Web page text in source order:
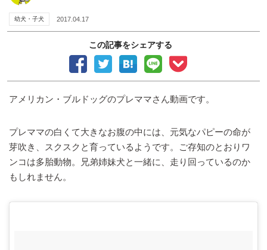
幼犬・子犬 2017.04.17
この記事をシェアする
アメリカン・ブルドッグのプレママさん動画です。
プレママの白くて大きなお腹の中には、元気なパピーの命が
芽吹き、スクスクと育っているようです。ご存知のとおりワ
ンコは多胎動物。兄弟姉妹犬と一緒に、走り回っているのか
もしれません。